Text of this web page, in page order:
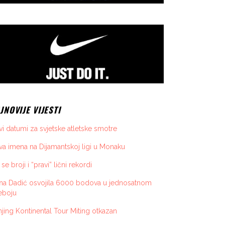
VIJESTI
datumi za svjetske atletske smotre
imena na Dijamantskoj ligi u Monaku
se broji i “pravi” lični rekordi
Dadić osvojila 6000 bodova u jednosatnom
Kontinental Tour Miting otkazan